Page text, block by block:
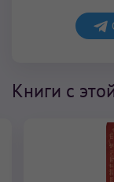
Книги с